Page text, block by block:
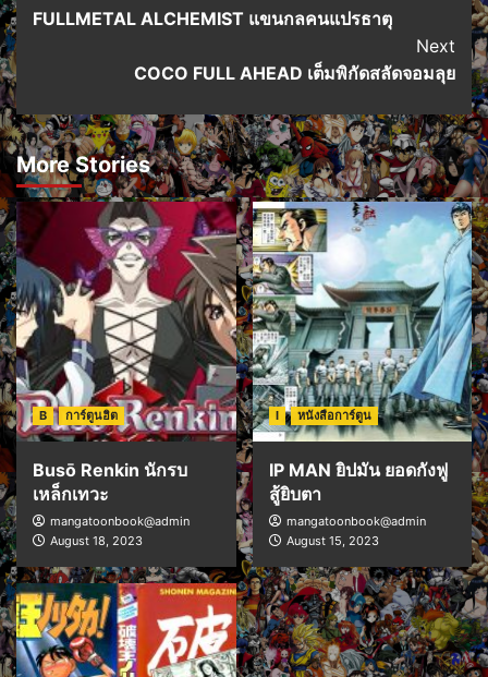
Navigation
FULLMETAL ALCHEMIST แขนกลคนแปรธาตุ
Next
COCO FULL AHEAD เต็มพิกัดสลัดจอมลุย
More Stories
B การ์ตูนฮิต
Busō Renkin นักรบ
เหล็กเทวะ
mangatoonbook@admin
August 18, 2023
I หนังสือการ์ตูน
IP MAN ยิปมัน ยอดกังฟู
สู้ยิบตา
mangatoonbook@admin
August 15, 2023